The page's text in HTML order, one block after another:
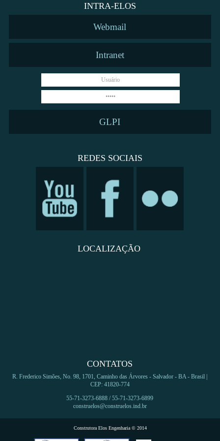
INTRA-ELOS
Webmail
Intranet
GLPI
REDES SOCIAIS
CONTATOS
R. Frederico Simões, No. 98, 1701, Caminho das Árvores - Salvador - BA - Brasil |
CEP: 41820-774
55-71-3273-6888 / 55-71-3273-6899
construelos@construelos.ind.br
LOCALIZAÇÃO
Construtora Elos Engenharia © 2014